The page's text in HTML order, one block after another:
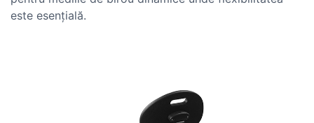
este esențială.